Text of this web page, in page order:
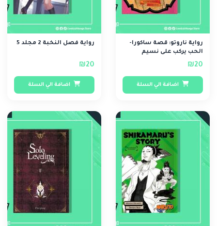
رواية ناروتو: قصة ساكورا-
الحب يركب على نسيم
الربيع.
₪20
اضافة الي السلة
رواية فصل النخبة 2 مجلد 5
₪20
اضافة الي السلة